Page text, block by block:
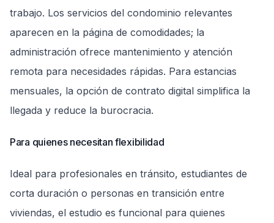
trabajo. Los servicios del condominio relevantes
aparecen en la página de comodidades; la
administración ofrece mantenimiento y atención
remota para necesidades rápidas. Para estancias
mensuales, la opción de contrato digital simplifica la
llegada y reduce la burocracia.
Para quienes necesitan flexibilidad
Ideal para profesionales en tránsito, estudiantes de
corta duración o personas en transición entre
viviendas, el estudio es funcional para quienes